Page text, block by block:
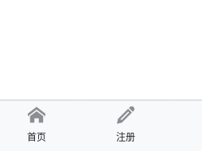
首页 注册